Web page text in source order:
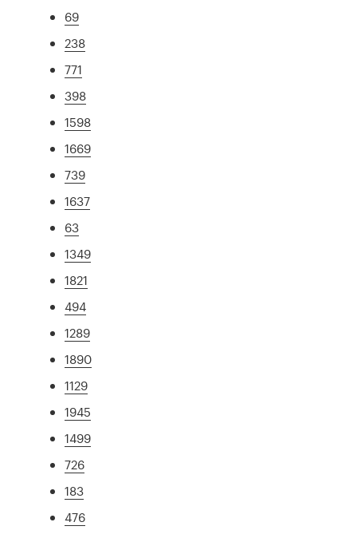
69
238
771
398
1598
1669
739
1637
63
1349
1821
494
1289
1890
1129
1945
1499
726
183
476